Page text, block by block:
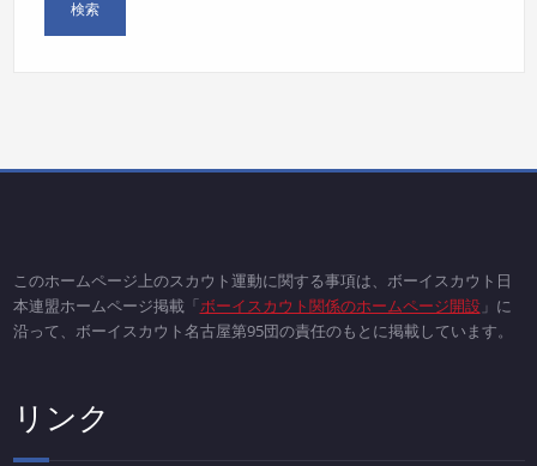
このホームページ上のスカウト運動に関する事項は、ボーイスカウト日
本連盟ホームページ掲載「ボーイスカウト関係のホームページ開設」に
沿って、ボーイスカウト名古屋第95団の責任のもとに掲載しています。
リンク